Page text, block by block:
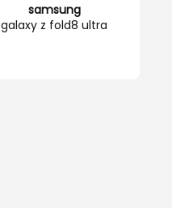
samsung
galaxy z fold8 ultra